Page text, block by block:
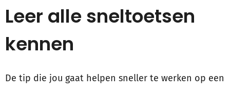
Leer alle sneltoetsen
kennen
De tip die jou gaat helpen sneller te werken op een